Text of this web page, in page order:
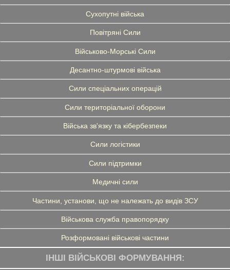
Сухопутні війська
Повітряні Сили
Військово-Морські Сили
Десантно-штурмові війська
Сили спеціальних операцій
Сили територіальної оборони
Війська зв'язку та кібербезпеки
Сили логістики
Сили підтримки
Медичні сили
Частини, установи, що не належать до видів ЗСУ
Військова служба правопорядку
Розформовані військові частини
ІНШІ ВІЙСЬКОВІ ФОРМУВАННЯ: